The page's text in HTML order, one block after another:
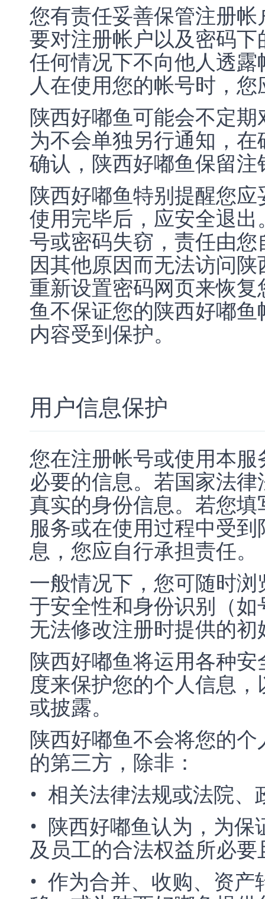
您有责任妥善保管注册
要对注册帐户以及密码
任何情况下不向他人透
人在使用您的帐号时，
陕西好嘟鱼可能会不定
为不会单独另行通知，
确认，陕西好嘟鱼保留
陕西好嘟鱼特别提醒您
使用完毕后，应安全退
号或密码失窃，责任由
因其他原因而无法访问
重新设置密码网页来恢
鱼不保证您的陕西好嘟
内容受到保护。
用户信息保护
您在注册帐号或使用本
必要的信息。若国家法
真实的身份信息。若您
服务或在使用过程中受
息，您应自行承担责任。
一般情况下，您可随时
于安全性和身份识别（
无法修改注册时提供的
陕西好嘟鱼将运用各种
度来保护您的个人信息
或披露。
陕西好嘟鱼不会将您的
的第三方，除非：
• 相关法律法规或法院、
• 陕西好嘟鱼认为，为
及员工的合法权益所必要
• 作为合并、收购、资